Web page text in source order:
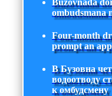
ombudsmana
Four-month
prompt an
В Бузовна
водоотводу
к омбудсмену